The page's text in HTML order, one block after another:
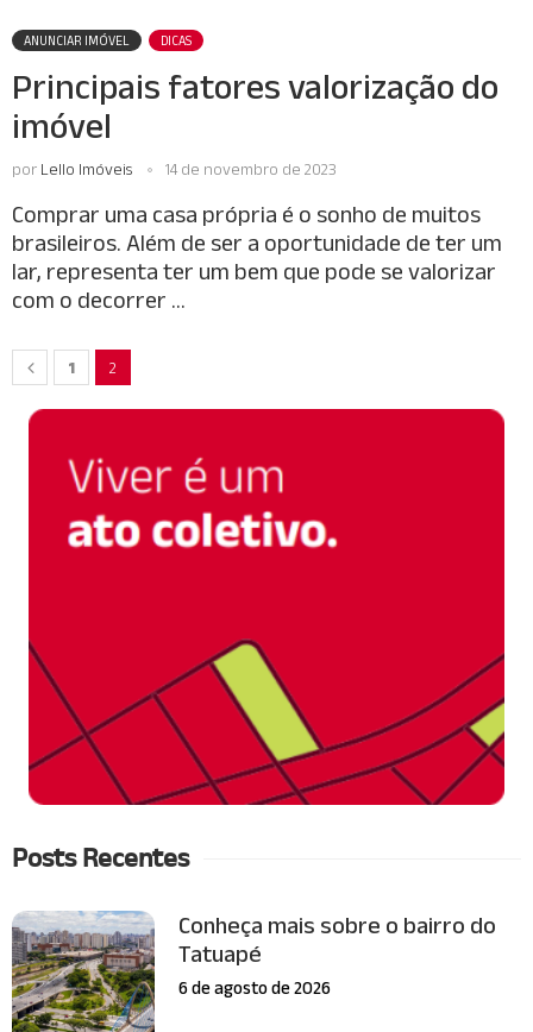
ANUNCIAR IMÓVEL DICAS
Principais fatores valorização do
imóvel
por Lello Imóveis 14 de novembro de 2023
Comprar uma casa própria é o sonho de muitos
brasileiros. Além de ser a oportunidade de ter um
lar, representa ter um bem que pode se valorizar
com o decorrer …
1 2
Posts Recentes
Conheça mais sobre o bairro do
Tatuapé
6 de agosto de 2026